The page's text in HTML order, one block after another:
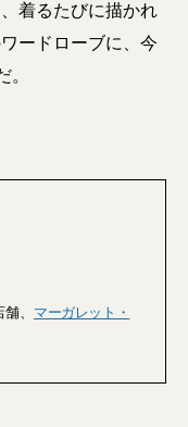
着るたびに描かれ
ードローブに、今
。
、 マーガレット・